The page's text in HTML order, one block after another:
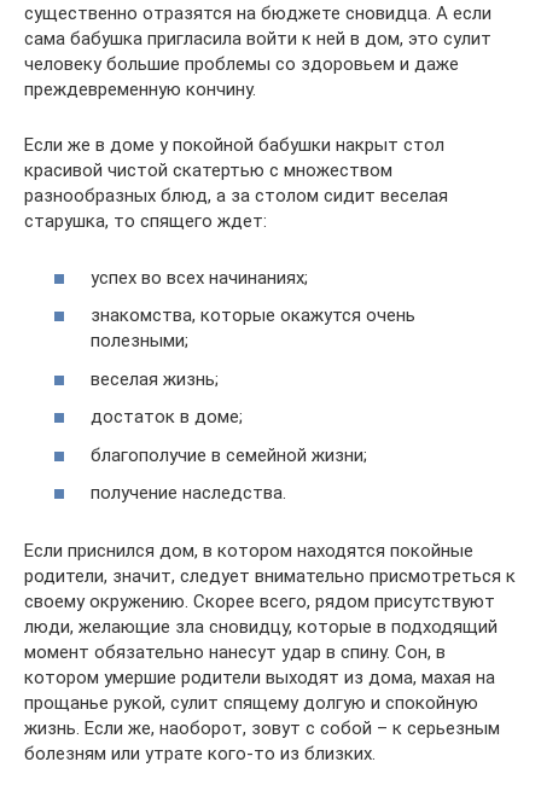
существенно отразятся на бюджете сновидца. А если
сама бабушка пригласила войти к ней в дом, это сулит
человеку большие проблемы со здоровьем и даже
преждевременную кончину.
Если же в доме у покойной бабушки накрыт стол
красивой чистой скатертью с множеством
разнообразных блюд, а за столом сидит веселая
старушка, то спящего ждет:
успех во всех начинаниях;
знакомства, которые окажутся очень
полезными;
веселая жизнь;
достаток в доме;
благополучие в семейной жизни;
получение наследства.
Если приснился дом, в котором находятся покойные
родители, значит, следует внимательно присмотреться к
своему окружению. Скорее всего, рядом присутствуют
люди, желающие зла сновидцу, которые в подходящий
момент обязательно нанесут удар в спину. Сон, в
котором умершие родители выходят из дома, махая на
прощанье рукой, сулит спящему долгую и спокойную
жизнь. Если же, наоборот, зовут с собой – к серьезным
болезням или утрате кого-то из близких.